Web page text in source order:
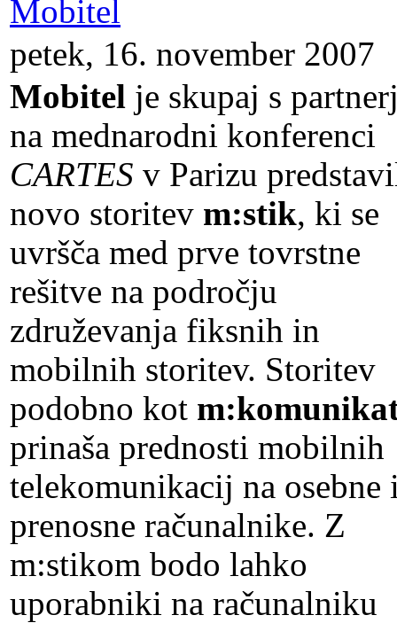
Mobitel
petek, 16. november 2007
Mobitel je skupaj s
na mednarodni konferenci
CARTES v Parizu
novo storitev m:stik, ki se
uvršča med prve tovrstne
rešitve na področju
združevanja fiksnih in
mobilnih storitev. Storitev
podobno kot
prinaša prednosti mobilnih
telekomunikacij na osebne
prenosne računalnike. Z
m:stikom bodo lahko
uporabniki na računalniku